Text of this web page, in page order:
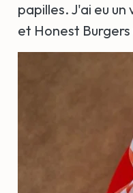
papilles. J'ai eu
et Honest